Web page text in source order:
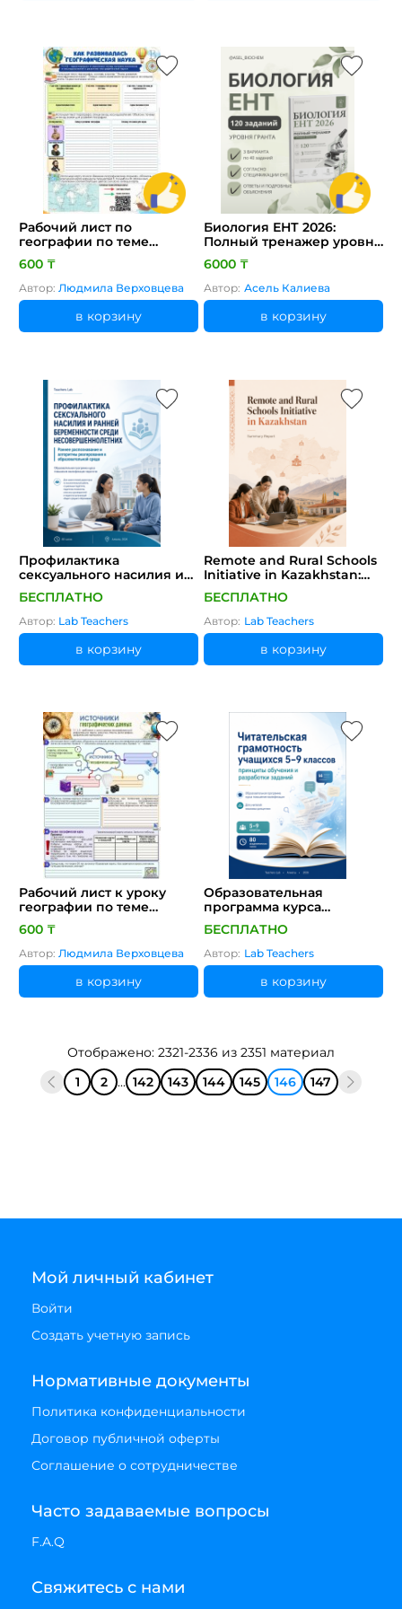
Рабочий лист по
географии по теме
"Развитие
географической науки"
(урок 2, 7 класс)
600 ₸
Автор: Людмила Верховцева
в корзину
Биология ЕНТ 2026:
Полный тренажер уровня
гранта 120 тестовых
заданий с полными
объяснениями
6000 ₸
Автор: Асель Калиева
в корзину
Профилактика
сексуального насилия и
ранней беременности
среди
несовершеннолетних:
раннее распознавание и
алгоритмы реагирования
в образовательной среде
БЕСПЛАТНО
Автор: Lab Teachers
в корзину
Remote and Rural Schools
Initiative in Kazakhstan:
Summary Report
БЕСПЛАТНО
Автор: Lab Teachers
в корзину
Рабочий лист к уроку
географии по теме
"Источники
географических данных"
(урок 3. 7 класс)
600 ₸
Автор: Людмила Верховцева
в корзину
Образовательная
программа курса
повышения
квалификации
«Читательская
грамотность учащихся 5–9
классов: принципы
обучения и разработки
БЕСПЛАТНО
Автор: Lab Teachers
в корзину
Отображено: 2321-2336 из 2351 материал
1
2 ... 142 143 144 145 146 147
Мой личный кабинет
Войти
Создать учетную запись
Нормативные документы
Политика конфиденциальности
Договор публичной оферты
Соглашение о сотрудничестве
Часто задаваемые вопросы
F.A.Q
Свяжитесь с нами